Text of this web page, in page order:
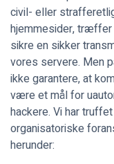
civil- eller
hjemmesider, træffer
sikre en sikker
vores servere. Men
ikke garantere, at
være et mål for
hackere. Vi har
organisatoriske
herunder: